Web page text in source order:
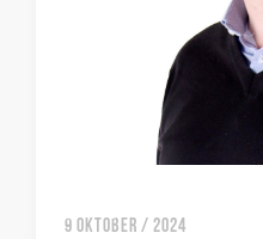
9 OKTOBER / 2024